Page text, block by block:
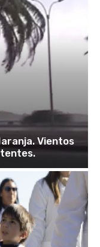
Vientos